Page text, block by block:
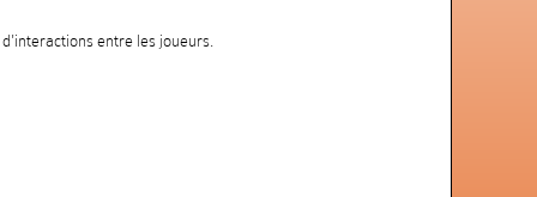
entre les joueurs.